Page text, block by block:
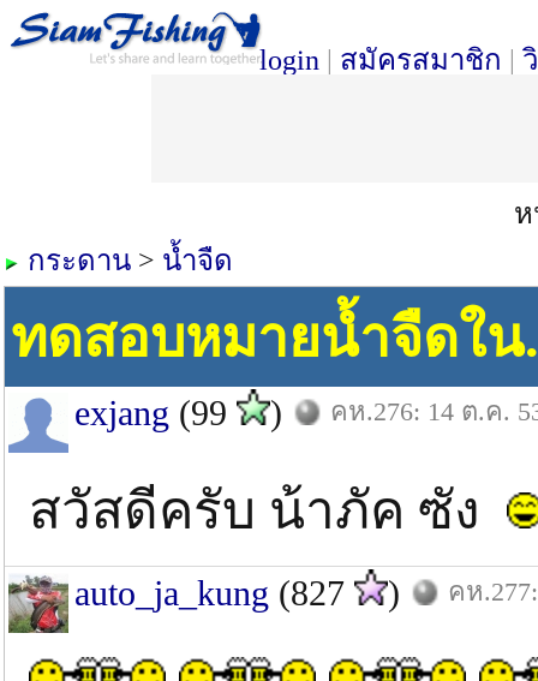
login | สมัครสมาชิก |
กระดาน > น้ำจืด
ทดสอบหมายน้ำจืดใ
exjang (99 ) คห.276: 14 ต.ค.
สวัสดีครับ น้าภัค ซัง
auto_ja_kung (827 ) คห